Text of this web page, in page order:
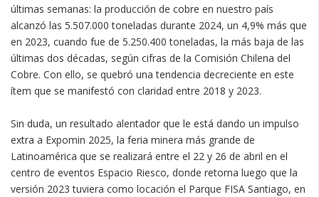
últimas semanas: la producción de cobre en nuestro país
alcanzó las 5.507.000 toneladas durante 2024, un 4,9% más que
en 2023, cuando fue de 5.250.400 toneladas, la más baja de las
últimas dos décadas, según cifras de la Comisión Chilena del
Cobre. Con ello, se quebró una tendencia decreciente en este
ítem que se manifestó con claridad entre 2018 y 2023.
Sin duda, un resultado alentador que le está dando un impulso
extra a Expomin 2025, la feria minera más grande de
Latinoamérica que se realizará entre el 22 y 26 de abril en el
centro de eventos Espacio Riesco, donde retorna luego que la
versión 2023 tuviera como locación el Parque FISA Santiago, en